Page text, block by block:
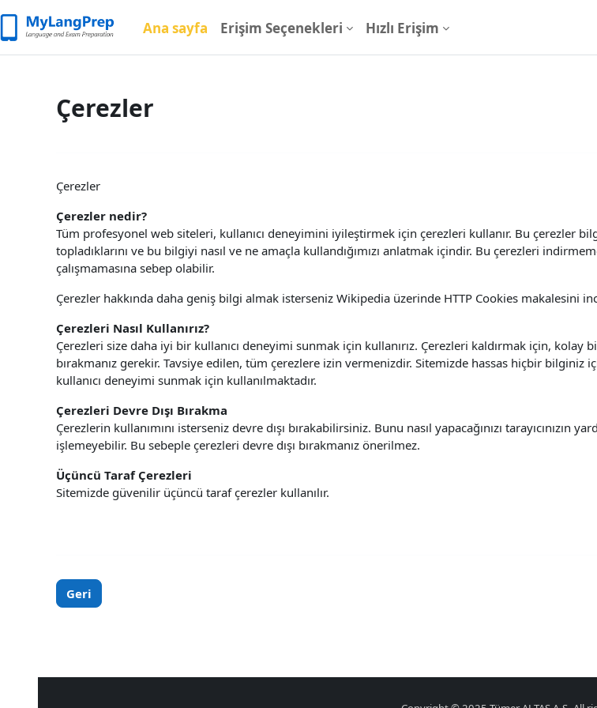
Ana sayfa Erişim Seçenekleri Hızlı Erişim
Çerezler
Çerezler
Çerezler nedir?
Tüm profesyonel web siteleri, kullanıcı deneyimini iyileştirmek için çerezleri kullanır. Bu çerezler
topladıklarını ve bu bilgiyi nasıl ve ne amaçla kullandığımızı anlatmak içindir. Bu çerezleri
çalışmamasına sebep olabilir.
Çerezler hakkında daha geniş bilgi almak isterseniz Wikipedia üzerinde HTTP Cookies makalesini
Çerezleri Nasıl Kullanırız?
Çerezleri size daha iyi bir kullanıcı deneyimi sunmak için kullanırız. Çerezleri kaldırmak için,
bırakmanız gerekir. Tavsiye edilen, tüm çerezlere izin vermenizdir. Sitemizde hassas hiçbir bilginiz
kullanıcı deneyimi sunmak için kullanılmaktadır.
Çerezleri Devre Dışı Bırakma
Çerezlerin kullanımını isterseniz devre dışı bırakabilirsiniz. Bunu nasıl yapacağınızı
işlemeyebilir. Bu sebeple çerezleri devre dışı bırakmanız önerilmez.
Üçüncü Taraf Çerezleri
Sitemizde güvenilir üçüncü taraf çerezler kullanılır.
Geri